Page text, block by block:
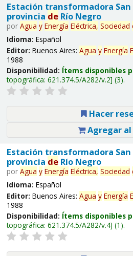
Estación transformadora
provincia deRío Negro
por Agua y Energía Eléctrica, Sociedad
Idioma: Español
Editor: Buenos Aires: Agua y Energía
1988
Disponibilidad: Ítems disponibles
topográfica: 621.374.5/A282/v.2 (3).
Hacer
Agregar
Estación transformadora
provincia deRío Negro
por Agua y Energía Eléctrica, Sociedad
Idioma: Español
Editor: Buenos Aires: Agua y Energía
1988
Disponibilidad: Ítems disponibles
topográfica: 621.374.5/A282/v.4 (1).